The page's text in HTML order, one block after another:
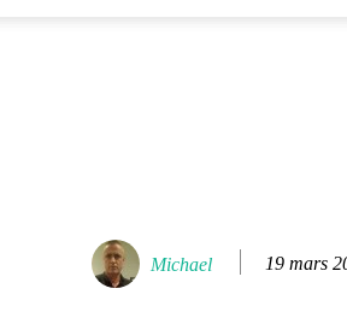
Michael 19 mars